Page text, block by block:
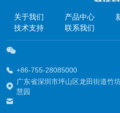
关于我们 产品中心
技术支持
联系我们
+86-755-28085000
广东省深圳市坪山区龙田街道竹
慧园